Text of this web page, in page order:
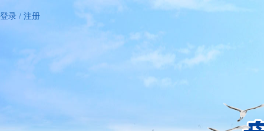
登录 / 注册